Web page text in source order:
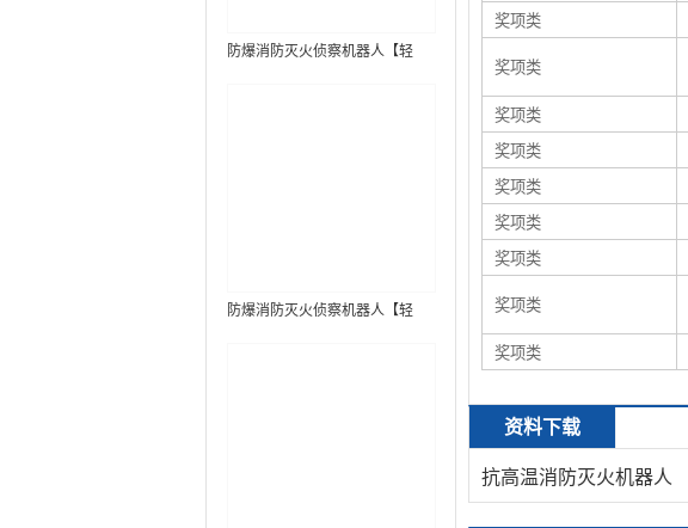
防爆消防灭火侦察机器人【轻
防爆消防灭火侦察机器人【轻
奖项类
奖项类
奖项类
奖项类
奖项类
奖项类
奖项类
奖项类
奖项类
资料下载
抗高温消防灭火机器人